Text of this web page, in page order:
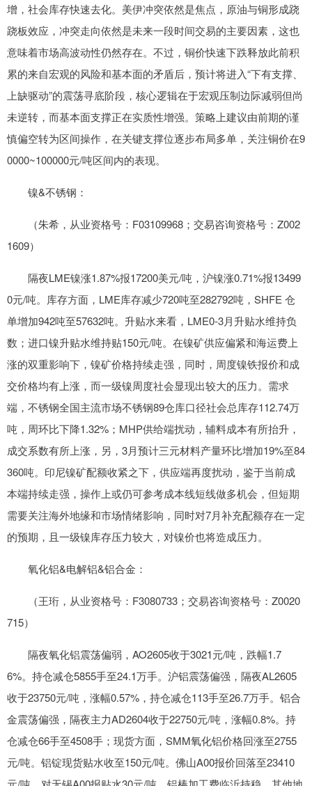
增，社会库存快速去化。美伊冲突依然是焦点，原油与铜形成跷
跷板效应，冲突走向依然是未来一段时间交易的主要因素，这也
意味着市场高波动性仍然存在。不过，铜价快速下跌释放此前积
累的来自宏观的风险和基本面的矛盾后，预计将进入“下有支撑、
上缺驱动”的震荡寻底阶段，核心逻辑在于宏观压制边际减弱但尚
未逆转，而基本面支撑正在实质性增强。策略上建议由前期的谨
慎偏空转为区间操作，在关键支撑位逐步布局多单，关注铜价在9
0000~100000元/吨区间内的表现。
镍&不锈钢：
（朱希，从业资格号：F03109968；交易咨询资格号：Z002
1609）
隔夜LME镍涨1.87%报17200美元/吨，沪镍涨0.71%报13499
0元/吨。库存方面，LME库存减少720吨至282792吨，SHFE 仓
单增加942吨至57632吨。升贴水来看，LME0-3月升贴水维持负
数；进口镍升贴水维持贴150元/吨。在镍矿供应偏紧和海运费上
涨的双重影响下，镍矿价格持续走强，同时，周度镍铁报价和成
交价格均有上涨，而一级镍周度社会显现出较大的压力。需求
端，不锈钢全国主流市场不锈钢89仓库口径社会总库存112.74万
吨，周环比下降1.32%；MHP供给端扰动，辅料成本有所抬升，
成交系数有所上涨，另，3月预计三元材料产量环比增加19%至84
360吨。印尼镍矿配额收紧之下，供应端再度扰动，鉴于当前成
本端持续走强，操作上或仍可参考成本线短线做多机会，但短期
需要关注海外地缘和市场情绪影响，同时对7月补充配额存在一定
的预期，且一级镍库存压力较大，对镍价也将造成压力。
氧化铝&电解铝&铝合金：
（王珩，从业资格号：F3080733；交易咨询资格号：Z0020
715）
隔夜氧化铝震荡偏弱，AO2605收于3021元/吨，跌幅1.7
6%。持仓减仓5855手至24.1万手。沪铝震荡偏强，隔夜AL2605
收于23750元/吨，涨幅0.57%，持仓减仓113手至26.7万手。铝合
金震荡偏强，隔夜主力AD2604收于22750元/吨，涨幅0.8%。持
仓减仓66手至4508手；现货方面，SMM氧化铝价格回涨至2755
元/吨。铝锭现货贴水收至150元/吨。佛山A00报价回落至23410